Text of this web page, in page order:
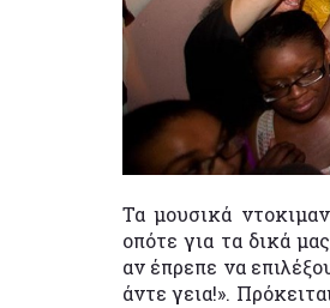
Τα μουσικά
οπότε για τα δικά
αν έπρεπε να
άντε γεια!».